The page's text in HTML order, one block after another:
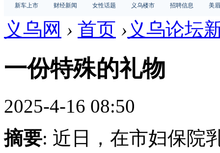
新车上市
财经新闻 女性话题 义乌楼市 招聘信息 美
义乌网 › 首页 › 义乌论坛
一份特殊的礼物
2025-4-16 08:50
摘要: 近日，在市妇保院